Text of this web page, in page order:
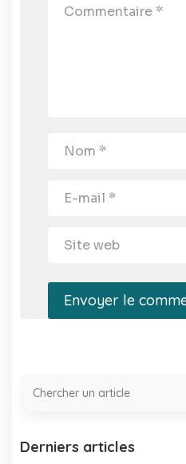
Envoyer le
Derniers articles